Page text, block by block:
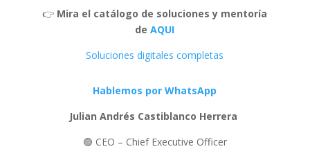
👉 Mira el catálogo de soluciones y mentoría
de AQUI
Soluciones digitales completas
Hablemos por WhatsApp
Julian Andrés Castiblanco Herrera
🟢 CEO – Chief Executive Officer